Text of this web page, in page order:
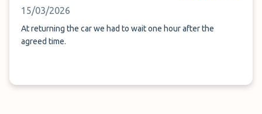
Habiendo pagado en zona cubierta y 1:20 minutos
esperando. Intolerable , inadmisible insufrible Abusimo,
ultrajado
15/03/2026
At returning the car we had to wait one hour after the
agreed time.